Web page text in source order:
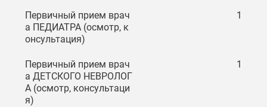
Первичный прием врач
а ПЕДИАТРА (осмотр, к
онсультация)
1
Первичный прием врач
а ДЕТСКОГО НЕВРОЛОГ
А (осмотр, консультаци
я)
1